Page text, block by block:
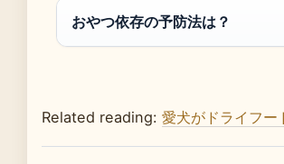
おやつ依存の予防法は？
Related reading: 愛犬がドライフー